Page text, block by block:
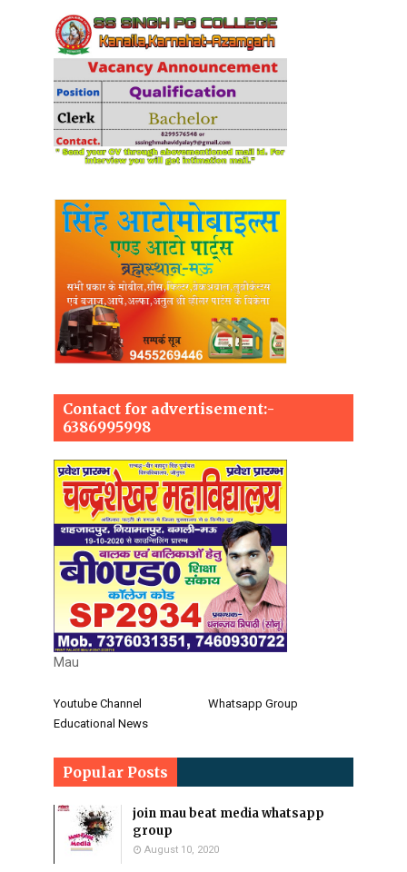
Contact for advertisement:-
6386995998
Mau
Youtube Channel
Whatsapp Group
Educational News
Popular Posts
join mau beat media whatsapp
group
August 10, 2020